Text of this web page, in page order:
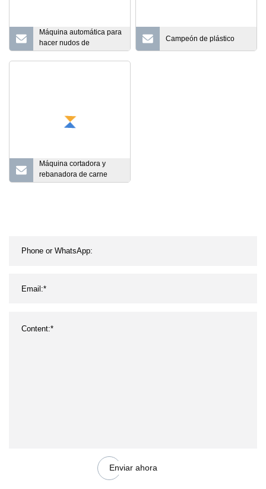
Máquina automática para
hacer nudos de
salchichas, carne de
cerdo, carne de pescado,
Campeón de plástico
Máquina cortadora y
rebanadora de carne
cocida, pollo y pescado
Enviar ahora